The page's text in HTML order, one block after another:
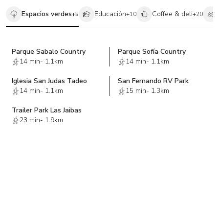
Espacios verdes+5 Educación+10 Coffee & deli+20
Parque Sabalo Country
14 min- 1.1km
Parque Sofía Country
14 min- 1.1km
Iglesia San Judas Tadeo
14 min- 1.1km
San Fernando RV Park
15 min- 1.3km
Trailer Park Las Jaibas
23 min- 1.9km